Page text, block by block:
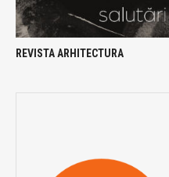
REVISTA ARHITECTURA